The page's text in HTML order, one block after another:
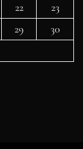
22
23
29
30